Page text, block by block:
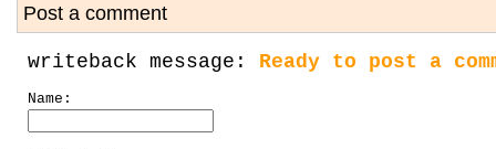
Post a comment
writeback message: Ready to post a
Name: